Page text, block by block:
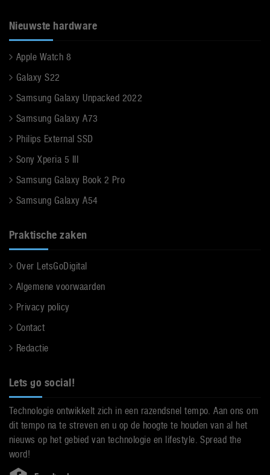
Nieuwste hardware
Apple Watch 8
Galaxy S22
Samsung Galaxy Unpacked 2022
Samsung Galaxy A73
Philips External SSD
Sony Xperia 5 III
Samsung Galaxy Book 2 Pro
Samsung Galaxy A54
Praktische zaken
Over LetsGoDigital
Algemene voorwaarden
Privacy policy
Contact
Redactie
Lets go social!
Technologie ontwikkelt zich in een razendsnel tempo. Aan ons om
dit tempo na te streven en u op de hoogte te houden van al het
nieuws op het gebied van technologie en lifestyle. Spread the
word!